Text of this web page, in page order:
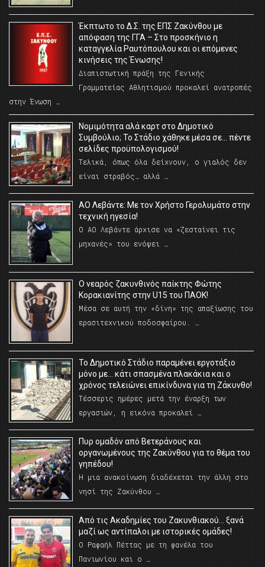
Έκπτωτο το Δ.Σ. της ΕΠΣ Ζακύνθου με
απόφαση της ΓΓΑ – Στο προσκήνιο η
καταγγελία Ραυτόπουλου και οι επόμενες
κινήσεις της Ένωσης!
Διαπιστωτική πράξη της Γενικής
Γραμματείας Αθλητισμού προκαλεί ανατροπές
στην Ένωση …
Νομιμότητα αλά καρτ στο Δημοτικό
Συμβούλιο; Το Στάδιο χάθηκε μέσα σε… πέντε
σελίδες προϋπολογισμού!
Τελικά, όπως όλα δείχνουν, ο γιαλός δεν
είναι στραβός… αλλά …
ΑΟ Λεβάντε: Με τον Χρήστο Γερολυμάτο στην
τεχνική ηγεσία!
Ο ΑΟ Λεβάντε άρχισε να «ζεσταίνει τις
μηχανές» του ενόψει …
O νεαρός ζακυνθινός παίκτης Φώτης
Κορακιανίτης στην U15 του ΠΑΟΚ!
Μέσα σε αυτή την «δίνη» της απαξίωσης του
ερασιτεχνικού ποδοσφαίρου. …
Το Δημοτικό Στάδιο παραμένει εργοτάξιο
μόνο με… κάτι σπασμένα πλακάκια και ο
χρόνος τελειώνει επικίνδυνα για τη Ζάκυνθο!
Τέσσερις ημέρες μετά την έναρξη των
εργασιών, η εικόνα προκαλεί …
Πυρ ομαδόν από Βετεράνους και
οργανωμένους της Ζακύνθου για το θέμα του
γηπέδου!
Η μια ανακοίνωση διαδέχεται την άλλη στο
νησί της Ζακύνθου …
Από τις Ακαδημίες του Ζακυνθιακού… ξανά
μαζί ως αντίπαλοι με ιστορικές ομάδες!
Ο Ραφαήλ Πέττας με τη φανέλα του
Πανιωνίου και ο …